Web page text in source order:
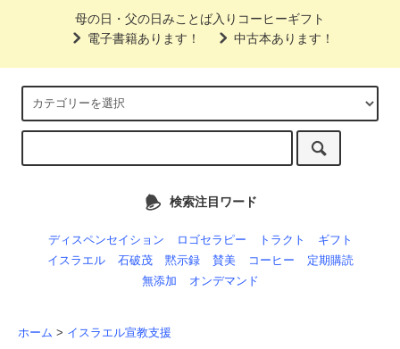
母の日・父の日みことば入りコーヒーギフト
電子書籍あります！
中古本あります！
検索注目ワード
ディスペンセイション ロゴセラピー トラクト
ギフト
イスラエル
石破茂 黙示録 賛美 コーヒー
定期購読
無添加
オンデマンド
ホーム > イスラエル宣教支援